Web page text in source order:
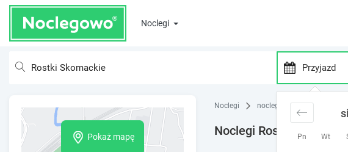
Noclegi
P
e
s
sPn Wt
Pokaż mapę
Noclegi noclegi nad jeziorem
Noclegi Rostki